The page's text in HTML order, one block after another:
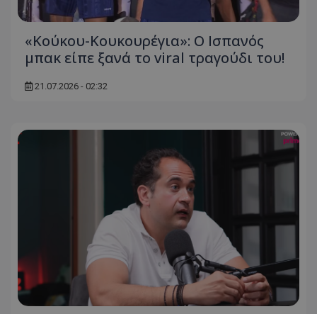
«Κούκου-Κουκουρέγια»: Ο Ισπανός
μπακ είπε ξανά το viral τραγούδι του!
21.07.2026 - 02:32